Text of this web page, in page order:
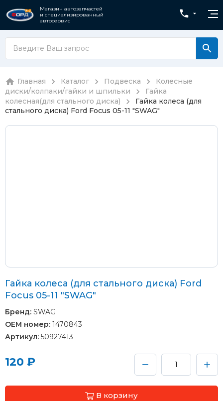
Магазин автозапчастей
и специализированный
автосервис
Главная Каталог Подвеска
Колесные
диски/колпаки/гайки и шпильки
Гайка
колесная(для стального диска)
Гайка колеса (для
стального диска) Ford Focus 05-11 "SWAG"
Гайка колеса (для стального диска) Ford
Focus 05-11 "SWAG"
Бренд: SWAG
OEM номер: 1470843
Артикул: 50927413
120 ₽
В корзину